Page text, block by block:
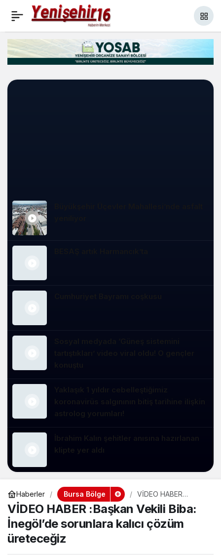
Haberler Bursa Bölge
VİDEO HABER
:Başkan Vekili Biba:
İnegöl’de sorunlara
kalıcı çözüm
üreteceğiz
VİDEO HABER :Başkan Vekili Biba:
İnegöl’de sorunlara kalıcı çözüm
üreteceğiz
VİDEO HABER :Başkan
Vekili Biba: İnegöl’de
sorunlara kalıcı çözüm
0